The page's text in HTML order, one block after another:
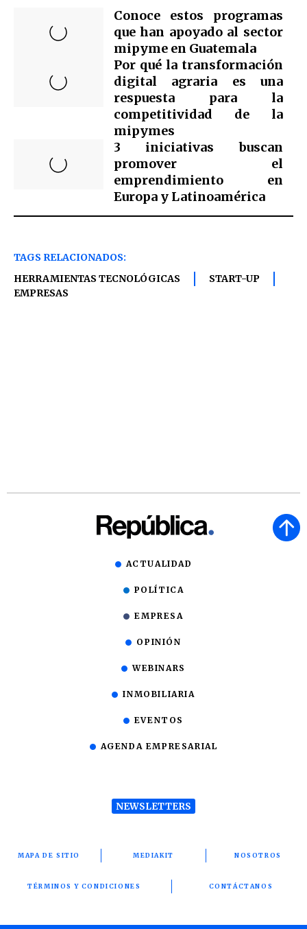
Conoce estos programas
que han apoyado al sector
mipyme en Guatemala
Por qué la transformación
digital agraria es una
respuesta para la
competitividad de la
mipymes
3 iniciativas buscan
promover el
emprendimiento en
Europa y Latinoamérica
TAGS RELACIONADOS:
HERRAMIENTAS TECNOLÓGICAS
START-UP
EMPRESAS
ACTUALIDAD
POLÍTICA
EMPRESA
OPINIÓN
WEBINARS
INMOBILIARIA
EVENTOS
AGENDA EMPRESARIAL
NEWSLETTERS
MAPA DE SITIO MEDIAKIT NOSOTROS
TÉRMINOS Y CONDICIONES CONTÁCTANOS